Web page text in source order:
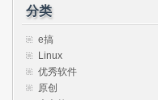
分类
e搞
Linux
优秀软件
原创